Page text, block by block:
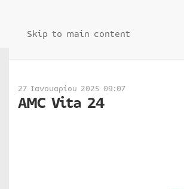
Skip to main content
27 Ιανουαρίου 2025 09:07
AMC Vita 24